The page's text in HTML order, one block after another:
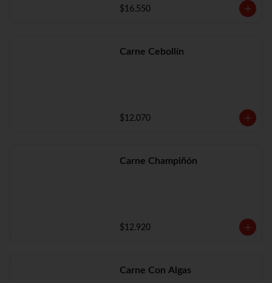
$16.550
Carne Cebollín
$12.070
Carne Champiñón
$12.920
Carne Con Algas